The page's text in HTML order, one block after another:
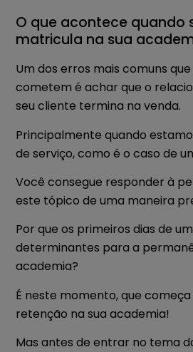
O que acontece quando
matricula na sua
Um dos erros mais comuns
cometem é achar que o
seu cliente termina na venda.
Principalmente quando
de serviço, como é o caso de
Você consegue responder à
este tópico de uma maneira
Por que os primeiros dias de
determinantes para a
academia?
É neste momento, que
retenção na sua academia!
Mas antes de entrar no tema